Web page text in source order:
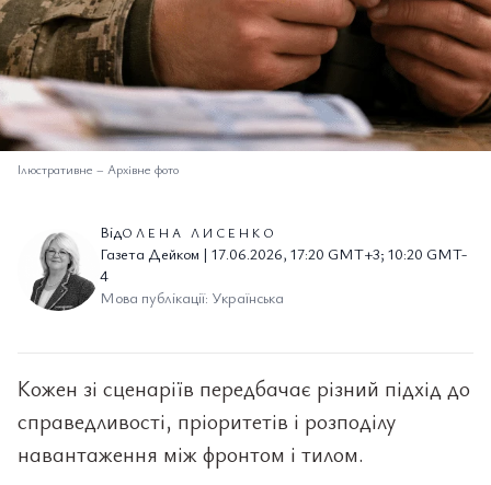
Ілюстративне – Архівне фото
ВідОЛЕНА ЛИСЕНКО
Газета Дейком | 17.06.2026, 17:20 GMT+3; 10:20 GMT-
4
Мова публікації: Українська
Кожен зі сценаріїв передбачає різний підхід до
справедливості, пріоритетів і розподілу
навантаження між фронтом і тилом.